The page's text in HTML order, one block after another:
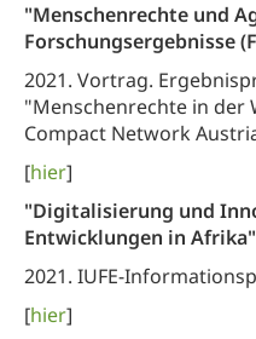
"Menschenrechte und
Forschungsergebnisse
2021. Vortrag.
"Menschenrechte in der
Compact Network
[hier]
"Digitalisierung und
Entwicklungen in Afrika"
2021. IUFE-
[hier]